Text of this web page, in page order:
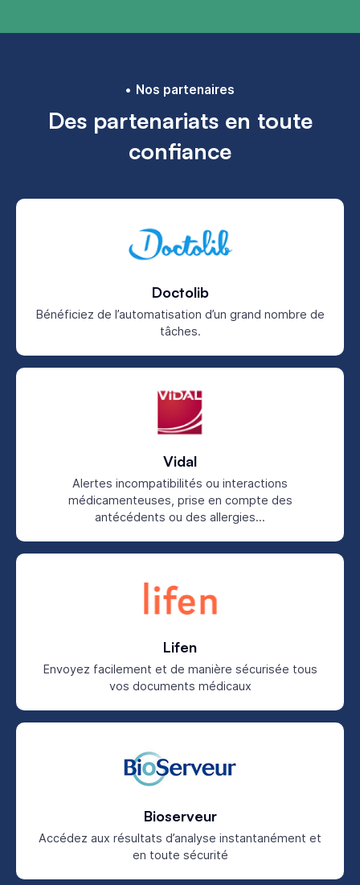
Nos partenaires
Des partenariats en toute
confiance
Doctolib
Bénéficiez de l’automatisation d’un grand nombre de
tâches.
Vidal
Alertes incompatibilités ou interactions
médicamenteuses, prise en compte des
antécédents ou des allergies...
Lifen
Envoyez facilement et de manière sécurisée tous
vos documents médicaux
Bioserveur
Accédez aux résultats d’analyse instantanément et
en toute sécurité